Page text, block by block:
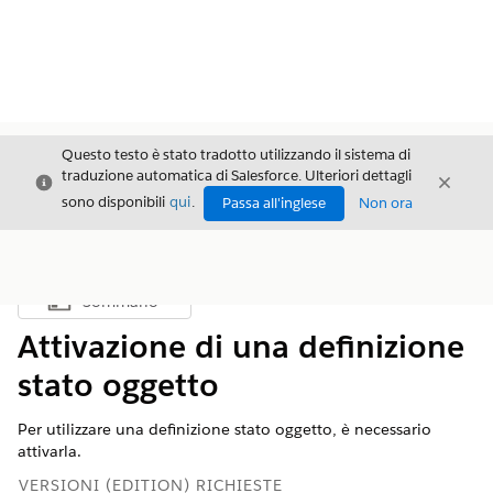
Chiudi
Questo testo è stato tradotto utilizzando il sistema di
traduzione automatica di Salesforce. Ulteriori dettagli
sono disponibili qui. Passa all'inglese Non ora
Chiudi
Mostra sommario
Sommario
Attivazione di una definizione
stato oggetto
Per utilizzare una definizione stato oggetto, è necessario
attivarla.
VERSIONI (EDITION) RICHIESTE